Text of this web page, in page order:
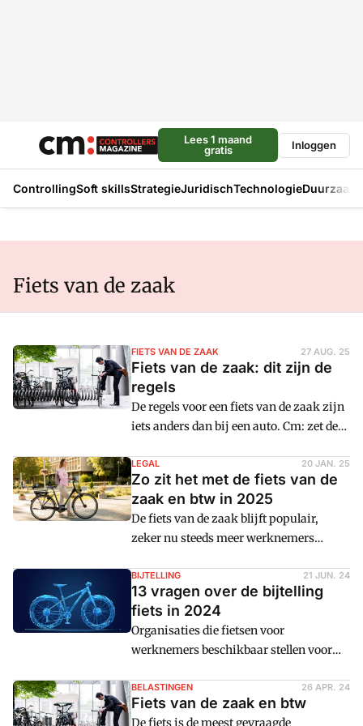
Lees 1 maand
gratis
Inloggen
ControllingSoft skillsStrategieJuridischTechnologie
Fiets van de zaak
FIETS VAN DE ZAAK 27 AUG. 25
Fiets van de zaak: dit zijn de
regels
De regels voor een fiets van de zaak zijn
iets anders dan bij een auto. Cm: zet de
meer voor dit jaar nog eens op een rij.
LEGAL 20 JAN. 25
Zo zit het met de fiets van de
zaak en btw in 2025
De fiets van de zaak blijft populair,
zeker nu steeds meer werknemers
het met de btw als een werkgever een
fiets verstrekt of ter beschikking stelt
aan de werknemer?
BIJTELLING 21 JUN. 24
13 vragen over de bijtelling
fiets in 2024
Organisaties die fietsen voor
werknemers beschikbaar stellen voor
van de consumentenadviesprijs bij voor
privégebruik. 13 vragen en antwoorden
BELASTINGEN 26 APR. 24
Fiets van de zaak en btw
De fiets is de meest gevraagde